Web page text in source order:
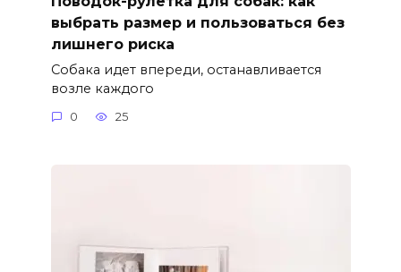
выбрать размер и пользоваться без
лишнего риска
Собака идет впереди, останавливается
возле каждого
0 25